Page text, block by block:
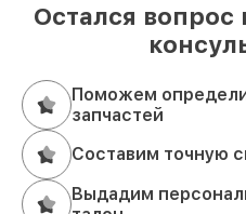
Остался
Поможем
запчастей
Составим точную
Выдадим